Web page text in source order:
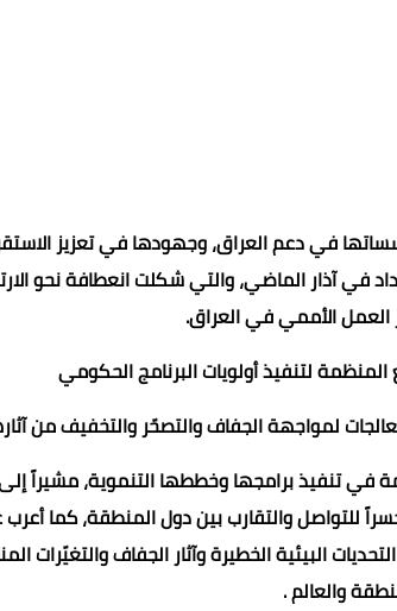
في دعم العراق، وجهودها في تعزيز
في آذار الماضي، والتي شكلت انعطافة نحو
العمل الأممي في العراق.
المنظمة لتنفيذ أولويات البرنامج الحكومي
لمواجهة الجفاف والتصحّر والتخفيف من
في تنفيذ برامجها وخططها التنموية، مشيراً
للتواصل والتقارب بين دول المنطقة، كما
البيئية الخطيرة وآثار الجفاف والتغيّرات
والعالم .